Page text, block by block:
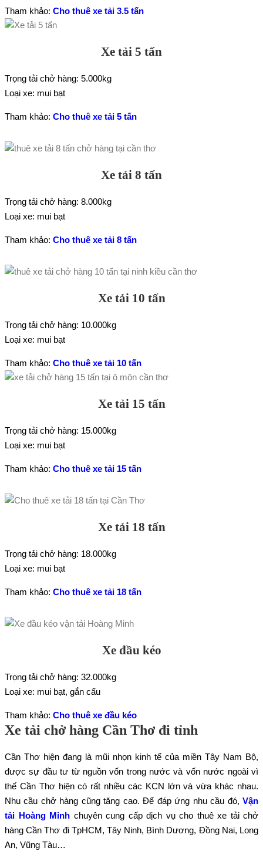
Tham khảo: Cho thuê xe tải 3.5 tấn
Xe tải 5 tấn
Trọng tải chở hàng: 5.000kg
Loại xe: mui bạt
Tham khảo: Cho thuê xe tải 5 tấn
Xe tải 8 tấn
Trọng tải chở hàng: 8.000kg
Loại xe: mui bạt
Tham khảo: Cho thuê xe tải 8 tấn
Xe tải 10 tấn
Trọng tải chở hàng: 10.000kg
Loại xe: mui bạt
Tham khảo: Cho thuê xe tải 10 tấn
Xe tải 15 tấn
Trọng tải chở hàng: 15.000kg
Loại xe: mui bạt
Tham khảo: Cho thuê xe tải 15 tấn
Xe tải 18 tấn
Trọng tải chở hàng: 18.000kg
Loại xe: mui bạt
Tham khảo: Cho thuê xe tải 18 tấn
Xe đầu kéo
Trọng tải chở hàng: 32.000kg
Loại xe: mui bạt, gắn cẩu
Tham khảo: Cho thuê xe đầu kéo
Xe tải chở hàng Cần Thơ đi tỉnh
Cần Thơ hiện đang là mũi nhọn kinh tế của miền Tây Nam Bộ,
được sự đầu tư từ nguồn vốn trong nước và vốn nước ngoài vì
thế Cần Thơ hiện có rất nhiều các KCN lớn và vừa khác nhau.
Nhu cầu chở hàng cũng tăng cao. Để đáp ứng nhu cầu đó, Vận
tải Hoàng Minh chuyên cung cấp dịch vụ cho thuê xe tải chở
hàng Cần Thơ đi TpHCM, Tây Ninh, Bình Dương, Đồng Nai, Long
An, Vũng Tàu…